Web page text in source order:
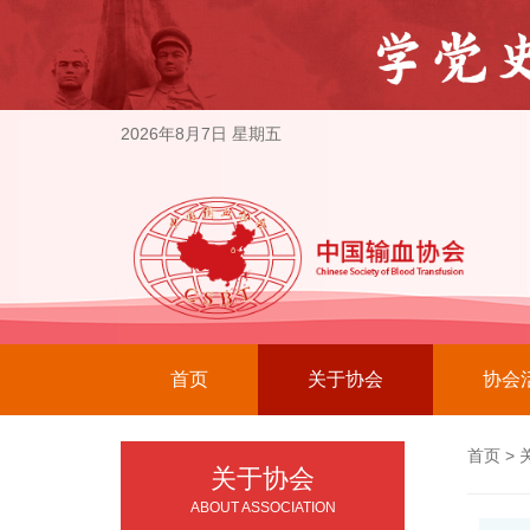
2026年8月7日 星期五
首页 关于协会 协会
关于协会
ABOUT ASSOCIATION
首页>